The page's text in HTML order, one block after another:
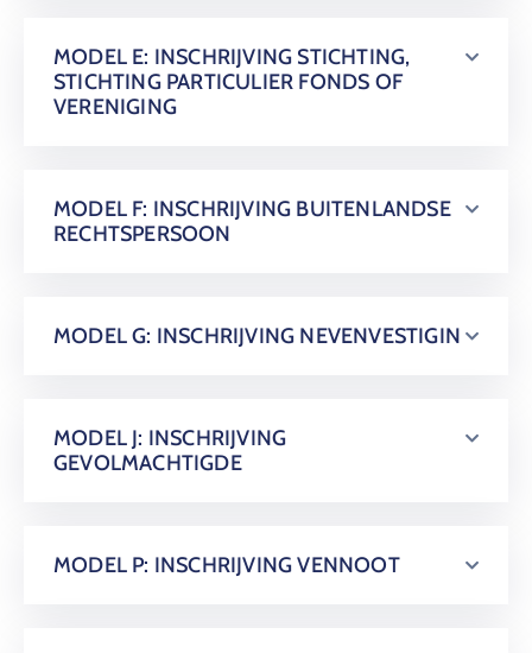
MODEL E: INSCHRIJVING STICHTING,
STICHTING PARTICULIER FONDS OF
VERENIGING
MODEL F: INSCHRIJVING BUITENLANDSE
RECHTSPERSOON
MODEL G: INSCHRIJVING NEVENVESTIGIN
MODEL J: INSCHRIJVING
GEVOLMACHTIGDE
MODEL P: INSCHRIJVING VENNOOT